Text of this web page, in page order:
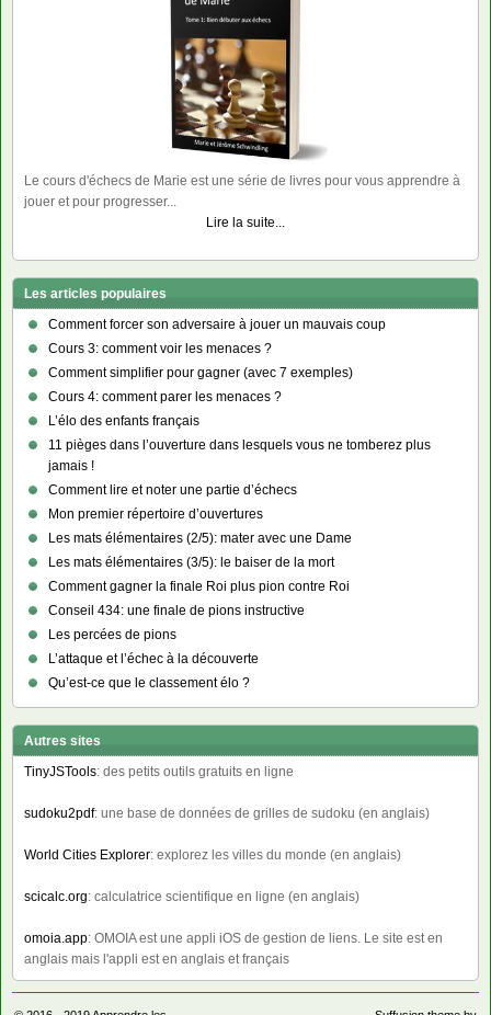
Le cours d'échecs de Marie est une série de livres pour vous apprendre à
jouer et pour progresser...
Lire la suite...
Les articles populaires
Comment forcer son adversaire à jouer un mauvais coup
Cours 3: comment voir les menaces ?
Comment simplifier pour gagner (avec 7 exemples)
Cours 4: comment parer les menaces ?
L’élo des enfants français
11 pièges dans l’ouverture dans lesquels vous ne tomberez plus
jamais !
Comment lire et noter une partie d’échecs
Mon premier répertoire d’ouvertures
Les mats élémentaires (2/5): mater avec une Dame
Les mats élémentaires (3/5): le baiser de la mort
Comment gagner la finale Roi plus pion contre Roi
Conseil 434: une finale de pions instructive
Les percées de pions
L’attaque et l’échec à la découverte
Qu’est-ce que le classement élo ?
Autres sites
TinyJSTools: des petits outils gratuits en ligne
sudoku2pdf: une base de données de grilles de sudoku (en anglais)
World Cities Explorer: explorez les villes du monde (en anglais)
scicalc.org: calculatrice scientifique en ligne (en anglais)
omoia.app: OMOIA est une appli iOS de gestion de liens. Le site est en
anglais mais l'appli est en anglais et français